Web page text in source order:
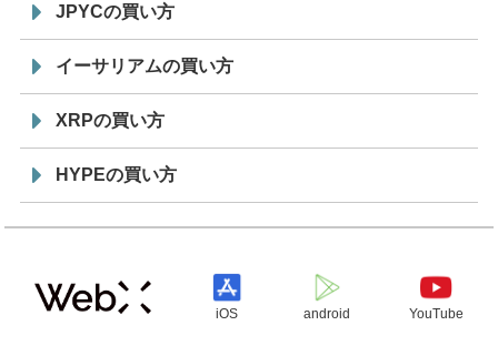
JPYCの買い方
イーサリアムの買い方
XRPの買い方
HYPEの買い方
iOS android YouTube